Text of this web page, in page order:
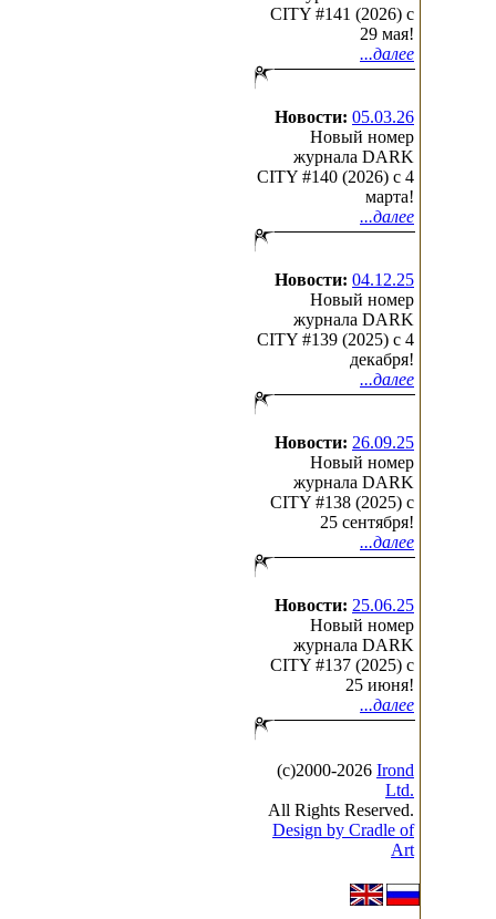
CITY #141 (2026) c
29 мая!
...далее
Новости: 05.03.26
Новый номер
журнала DARK
CITY #140 (2026) c 4
марта!
...далее
Новости: 04.12.25
Новый номер
журнала DARK
CITY #139 (2025) c 4
декабря!
...далее
Новости: 26.09.25
Новый номер
журнала DARK
CITY #138 (2025) c
25 сентября!
...далее
Новости: 25.06.25
Новый номер
журнала DARK
CITY #137 (2025) c
25 июня!
...далее
(с)2000-2026 Irond
Ltd.
All Rights Reserved.
Design by Cradle of
Art